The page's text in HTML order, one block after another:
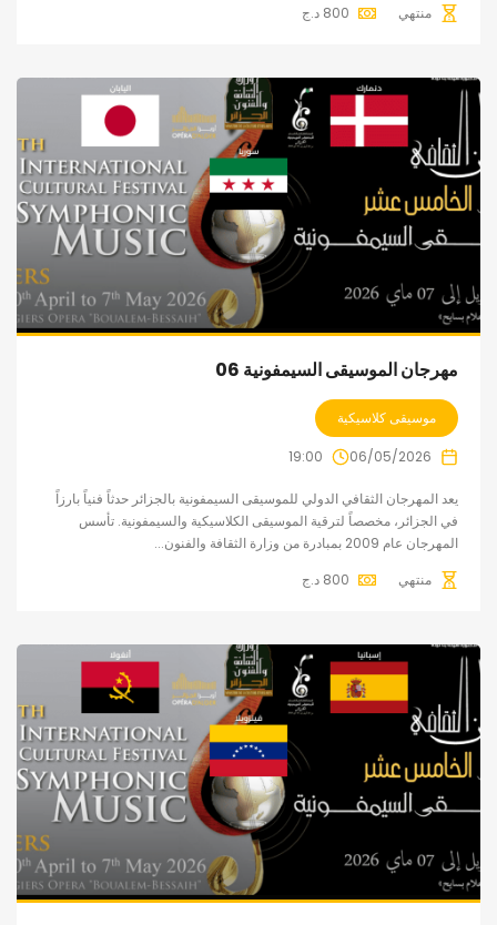
منتهي
800 د.ج
مهرجان الموسيقى السيمفونية 06
موسيقى كلاسيكية
06/05/2026
19:00
يعد المهرجان الثقافي الدولي للموسيقى السيمفونية بالجزائر حدثاً فنياً بارزاً
في الجزائر، مخصصاً لترقية الموسيقى الكلاسيكية والسيمفونية. تأسس
المهرجان عام 2009 بمبادرة من وزارة الثقافة والفنون...
منتهي
800 د.ج